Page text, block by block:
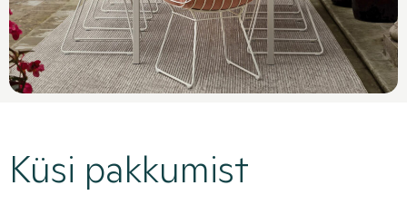
Küsi pakkumist